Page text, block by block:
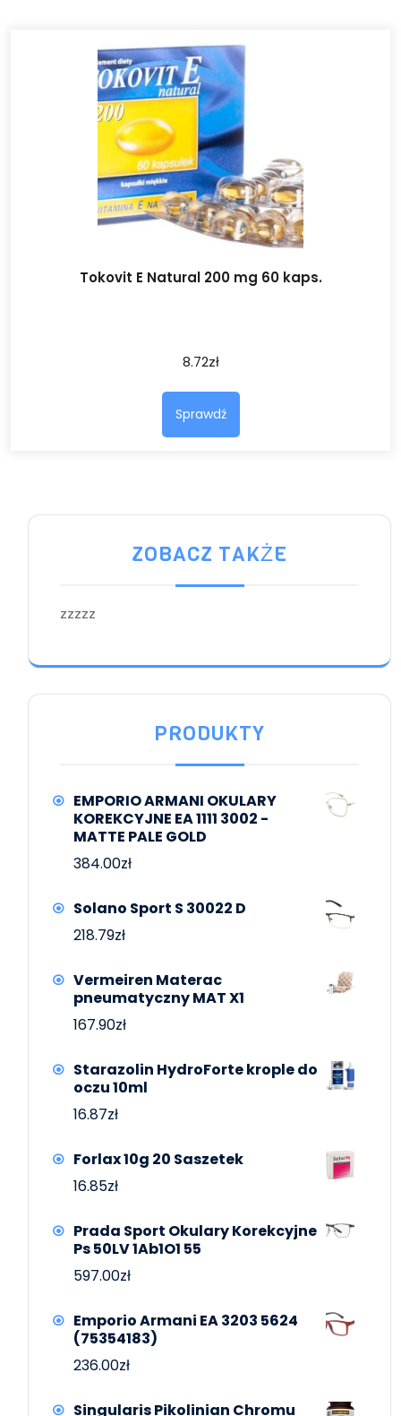
Tokovit E Natural 200 mg 60 kaps.
8.72zł
Sprawdź
ZOBACZ TAKŻE
zzzzz
PRODUKTY
EMPORIO ARMANI OKULARY
KOREKCYJNE EA 1111 3002 -
MATTE PALE GOLD
384.00zł
Solano Sport S 30022 D
218.79zł
Vermeiren Materac
pneumatyczny MAT X1
167.90zł
Starazolin HydroForte krople do
oczu 10ml
16.87zł
Forlax 10g 20 Saszetek
16.85zł
Prada Sport Okulary Korekcyjne
Ps 50LV 1Ab1O1 55
597.00zł
Emporio Armani EA 3203 5624
(75354183)
236.00zł
Singularis Pikolinian Chromu